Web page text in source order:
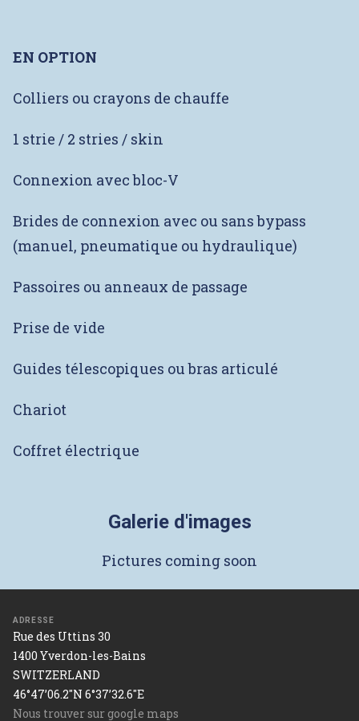
EN OPTION
Colliers ou crayons de chauffe
1 strie / 2 stries / skin
Connexion avec bloc-V
Brides de connexion avec ou sans bypass
(manuel, pneumatique ou hydraulique)
Passoires ou anneaux de passage
Prise de vide
Guides télescopiques ou bras articulé
Chariot
Coffret électrique
Galerie d'images
Pictures coming soon
ADRESSE
Rue des Uttins 30
1400 Yverdon-les-Bains
SWITZERLAND
46°47’06.2"N 6°37’32.6"E
Nous trouver sur google maps